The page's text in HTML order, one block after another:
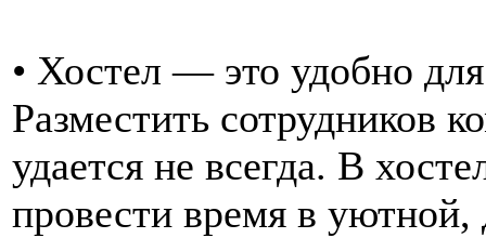
• Хостел — это удобно
Разместить сотрудников
удается не всегда. В
провести время в